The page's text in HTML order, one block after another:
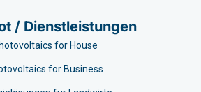
/ Dienstleistungen
for House
for Business